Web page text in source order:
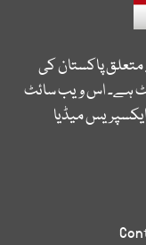
پاکستان کی
ہے۔ اس ویب سائٹ
میڈیا